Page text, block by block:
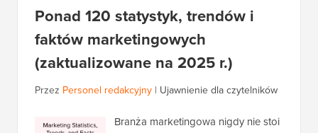
Ponad 120 statystyk, trendów i
faktów marketingowych
(zaktualizowane na 2025 r.)
Przez Personel redakcyjny | Ujawnienie dla czytelników
Branża marketingowa nigdy nie stoi